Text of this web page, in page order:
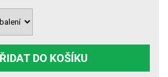
DO KOŠÍKU